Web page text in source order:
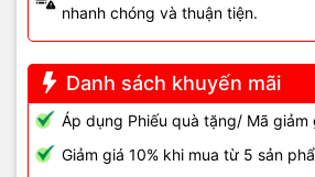
nhanh chóng và thuận tiện.
Danh sách khuyến mãi
Áp dụng Phiếu quà tặng/ Mã giảm
Giảm giá 10% khi mua từ 5 sản